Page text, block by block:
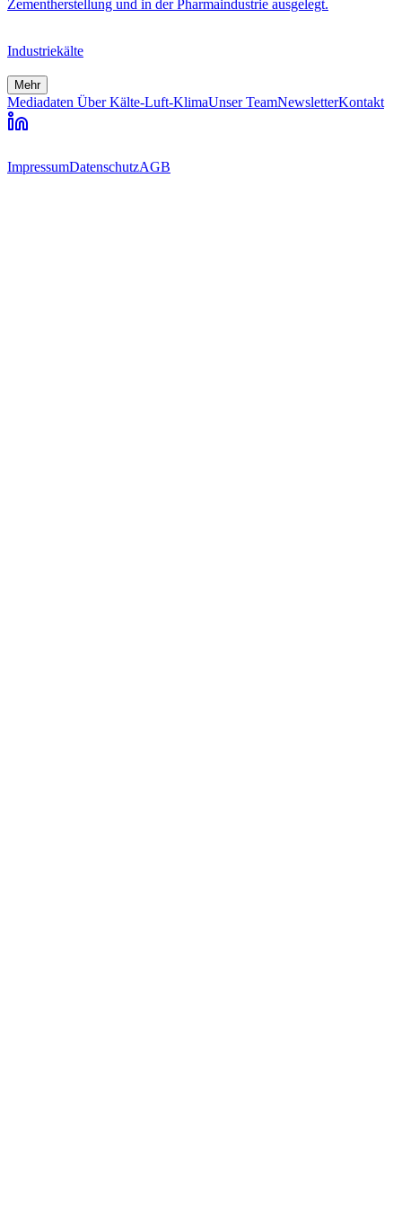
Zementherstellung und in der Pharmaindustrie ausgelegt.
Industriekälte
Mehr
Mediadaten Über Kälte-Luft-KlimaUnser TeamNewsletterKontakt
ImpressumDatenschutzAGB